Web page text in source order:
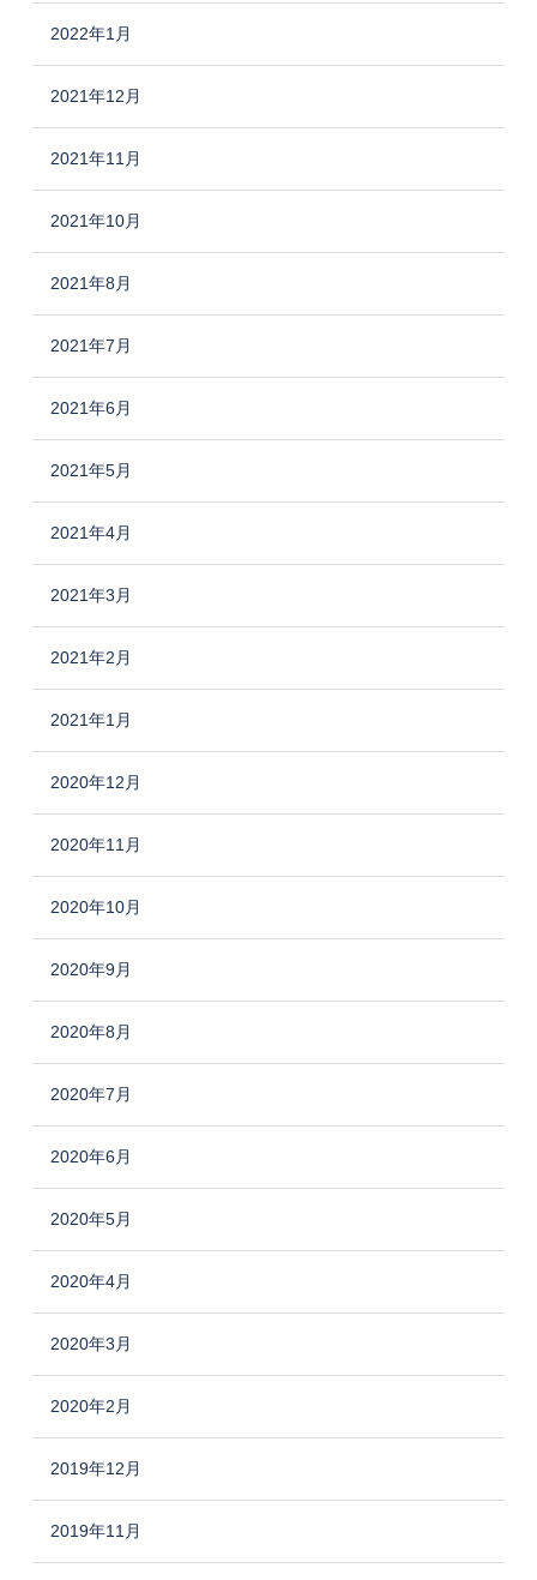
2022年1月
2021年12月
2021年11月
2021年10月
2021年8月
2021年7月
2021年6月
2021年5月
2021年4月
2021年3月
2021年2月
2021年1月
2020年12月
2020年11月
2020年10月
2020年9月
2020年8月
2020年7月
2020年6月
2020年5月
2020年4月
2020年3月
2020年2月
2019年12月
2019年11月